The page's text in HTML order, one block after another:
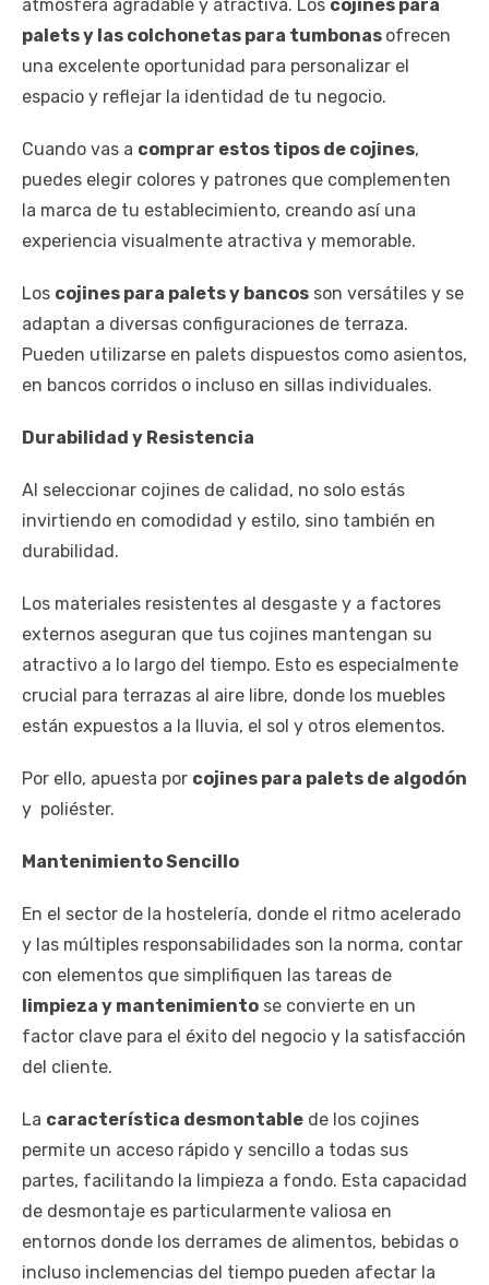
atmósfera agradable y atractiva. Los cojines para
palets y las colchonetas para tumbonas ofrecen
una excelente oportunidad para personalizar el
espacio y reflejar la identidad de tu negocio.
Cuando vas a comprar estos tipos de cojines,
puedes elegir colores y patrones que complementen
la marca de tu establecimiento, creando así una
experiencia visualmente atractiva y memorable.
Los cojines para palets y bancos son versátiles y se
adaptan a diversas configuraciones de terraza.
Pueden utilizarse en palets dispuestos como asientos,
en bancos corridos o incluso en sillas individuales.
Durabilidad y Resistencia
Al seleccionar cojines de calidad, no solo estás
invirtiendo en comodidad y estilo, sino también en
durabilidad.
Los materiales resistentes al desgaste y a factores
externos aseguran que tus cojines mantengan su
atractivo a lo largo del tiempo. Esto es especialmente
crucial para terrazas al aire libre, donde los muebles
están expuestos a la lluvia, el sol y otros elementos.
Por ello, apuesta por cojines para palets de algodón
y poliéster.
Mantenimiento Sencillo
En el sector de la hostelería, donde el ritmo acelerado
y las múltiples responsabilidades son la norma, contar
con elementos que simplifiquen las tareas de
limpieza y mantenimiento se convierte en un
factor clave para el éxito del negocio y la satisfacción
del cliente.
La característica desmontable de los cojines
permite un acceso rápido y sencillo a todas sus
partes, facilitando la limpieza a fondo. Esta capacidad
de desmontaje es particularmente valiosa en
entornos donde los derrames de alimentos, bebidas o
incluso inclemencias del tiempo pueden afectar la